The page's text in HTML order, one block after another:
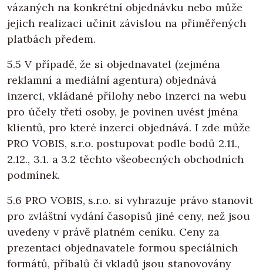
vázaných na konkrétní objednávku nebo může
jejich realizaci učinit závislou na přiměřených
platbách předem.
5.5 V případě, že si objednavatel (zejména
reklamní a mediální agentura) objednává
inzerci, vkládané přílohy nebo inzerci na webu
pro účely třetí osoby, je povinen uvést jména
klientů, pro které inzerci objednává. I zde může
PRO VOBIS, s.r.o. postupovat podle bodů 2.11.,
2.12., 3.1. a 3.2 těchto všeobecných obchodních
podmínek.
5.6 PRO VOBIS, s.r.o. si vyhrazuje právo stanovit
pro zvláštní vydání časopisů jiné ceny, než jsou
uvedeny v právě platném ceníku. Ceny za
prezentaci objednavatele formou speciálních
formátů, příbalů či vkladů jsou stanovovány